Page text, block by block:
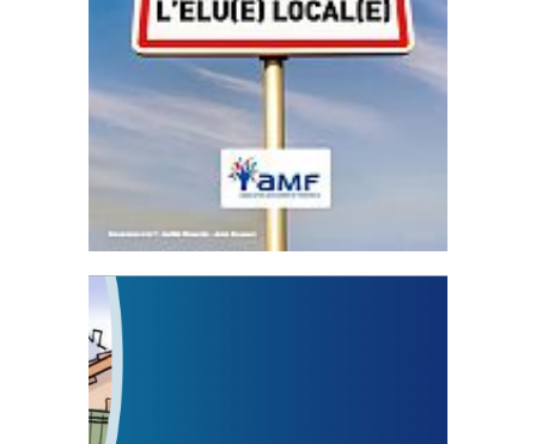
Statut de l’élu local
3 avril 2024
Mise à jour avril 2024
FEUILLETER